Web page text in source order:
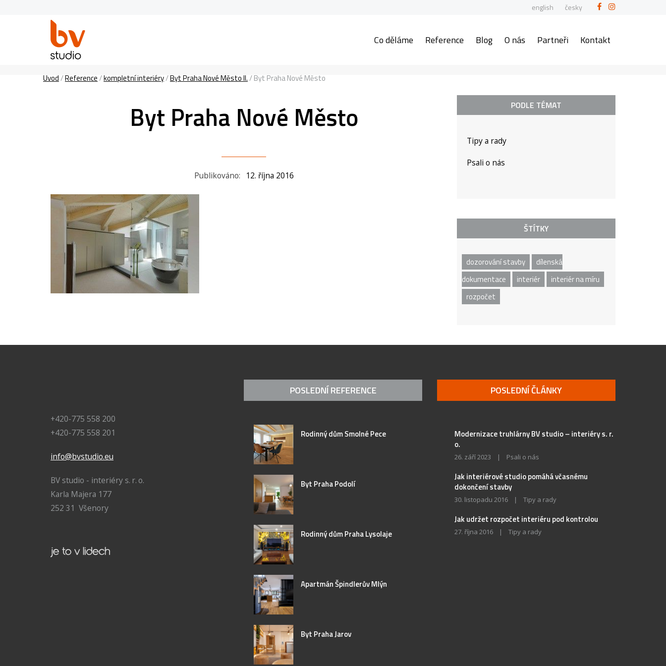
english česky
Co děláme Reference Blog O nás Partneři Kontakt
Úvod/Reference/kompletní interiéry/Byt Praha Nové Město II./Byt Praha Nové Město
Byt Praha Nové Město
Publikováno: 12. října 2016
PODLE TÉMAT
Tipy a rady
Psali o nás
ŠTÍTKY
dozorování stavby
dílenská
dokumentace
interiér
interiér na míru
rozpočet
+420-775 558 200
+420-775 558 201
info@bvstudio.eu
BV studio - interiéry s. r. o.
Karla Majera 177
252 31 Všenory
POSLEDNÍ REFERENCE
Rodinný dům Smolné Pece
Byt Praha Podolí
Rodinný dům Praha Lysolaje
Apartmán Špindlerův Mlýn
Byt Praha Jarov
POSLEDNÍ ČLÁNKY
Modernizace truhlárny BV studio – interiéry s. r.
o.
26. září 2023 | Psali o nás
Jak interiérové studio pomáhá včasnému
dokončení stavby
30. listopadu 2016 | Tipy a rady
Jak udržet rozpočet interiéru pod kontrolou
27. října 2016 | Tipy a rady